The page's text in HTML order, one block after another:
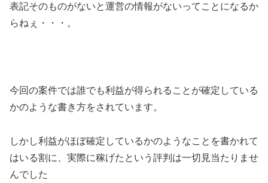
表記そのものがないと運営の情報がないってことになるか
らねぇ・・・。
今回の案件では誰でも利益が得られることが確定している
かのような書き方をされています。
しかし利益がほぼ確定しているかのようなことを書かれて
はいる割に、 実際に稼げたという評判は一切見当たりませ
んでした